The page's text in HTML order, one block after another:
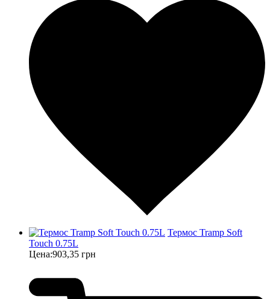
Термос Tramp Soft
Touch 0.75L
Цена:903,35 грн